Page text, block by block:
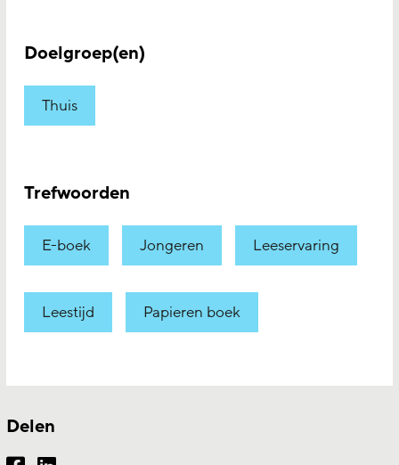
Doelgroep(en)
Thuis
Trefwoorden
E-boek Jongeren Leeservaring
Leestijd Papieren boek
Delen